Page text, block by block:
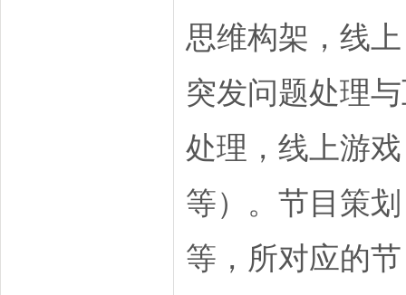
思维构架，线上
突发问题处理
处理，线上游戏
等）。节目策
等，所对应的节